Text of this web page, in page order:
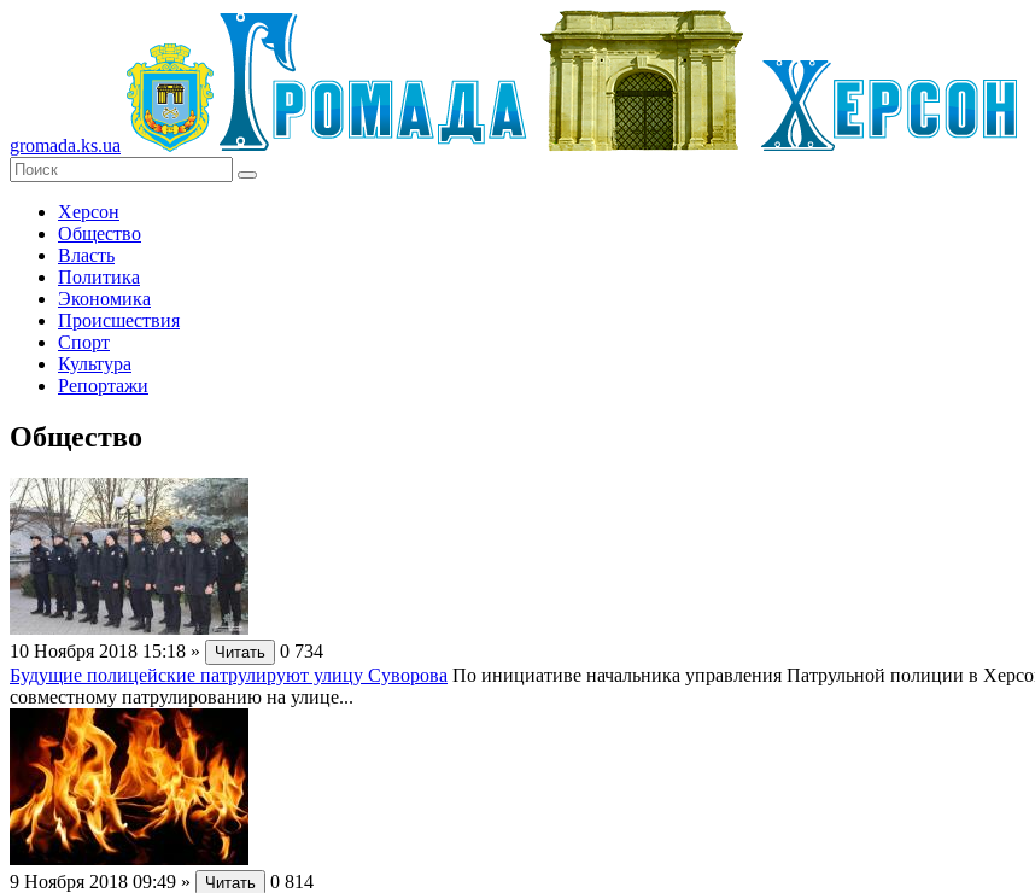
gromada.ks.ua
Херсон
Общество
Власть
Политика
Экономика
Происшествия
Спорт
Культура
Репортажи
Общество
10 Ноября 2018 15:18 » Читать 0 734
Будущие полицейские патрулируют улицу Суворова По инициативе начальника управления Патрульной полиции в
совместному патрулированию на улице...
9 Ноября 2018 09:49 » Читать 0 814